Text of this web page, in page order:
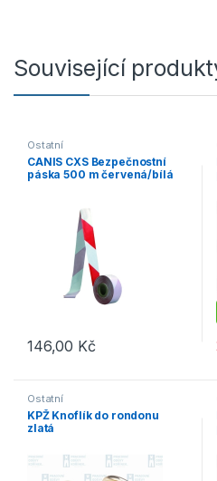
Související
Ostatní
CANIS CXS Bezpečnostní
páska 500 m červená/bílá
146,00 Kč
Ostatní
KPŽ Knoflík do rondonu
zlatá